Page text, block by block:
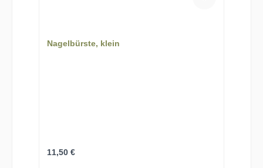
Nagelbürste, klein
Regulärer Preis:
11,50 €